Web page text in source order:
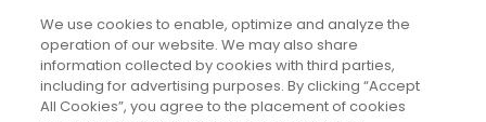
Location intelligence
Préparation à l’IA
We use cookies to enable, optimize and analyze the
operation of our website. We may also share
information collected by cookies with third parties,
including for advertising purposes. By clicking “Accept
All Cookies”, you agree to the placement of cookies